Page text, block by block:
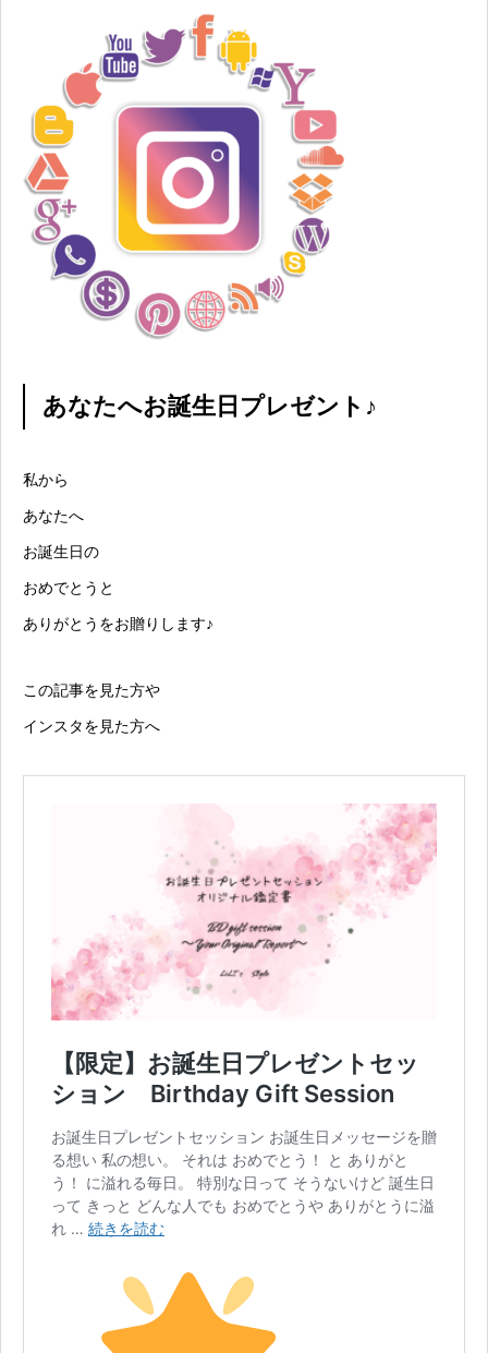
あなたへお誕生日プレゼント♪
私から
あなたへ
お誕生日の
おめでとうと
ありがとうをお贈りします♪
この記事を見た方や
インスタを見た方へ